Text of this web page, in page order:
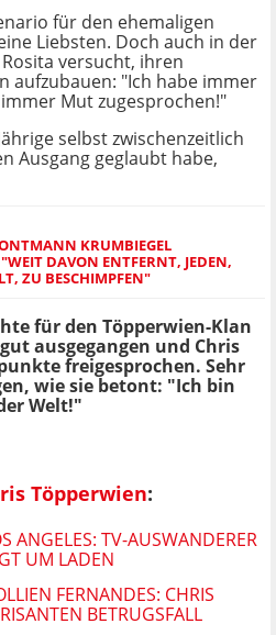
für den ehemaligen
Liebsten. Doch auch in der
versucht, ihren
aufzubauen: "Ich habe immer
Mut zugesprochen!"
selbst zwischenzeitlich
Ausgang geglaubt habe,
KRUMBIEGEL
DAVON ENTFERNT, JEDEN,
ZU BESCHIMPFEN"
für den Töpperwien-Klan
ausgegangen und Chris
freigesprochen. Sehr
wie sie betont: "Ich bin
Welt!"
Töpperwien:
ANGELES: TV-AUSWANDERER
UM LADEN
FERNANDES: CHRIS
BETRUGSFALL